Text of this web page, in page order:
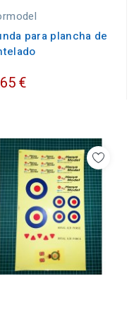
para plancha de
€